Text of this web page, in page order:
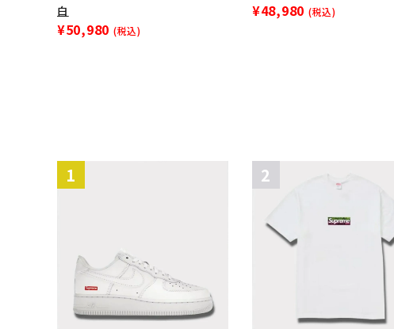
白
¥50,980 (税込)
¥48,980 (税込)